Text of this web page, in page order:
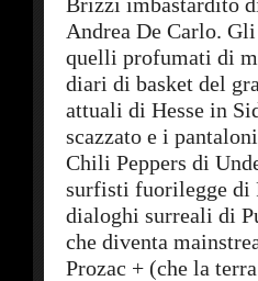
Andrea De Carlo.
quelli profumati di
diari di basket del
attuali di Hesse in
scazzato e i
Chili Peppers di
surfisti fuorilegge di
dialoghi surreali di
che diventa
Prozac + (che la